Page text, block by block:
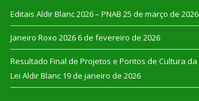
Editais Aldir Blanc 2026 – PNAB 25 de março de 2026
Janeiro Roxo 2026 6 de fevereiro de 2026
Resultado Final de Projetos e Pontos de Cultura da
Lei Aldir Blanc 19 de janeiro de 2026